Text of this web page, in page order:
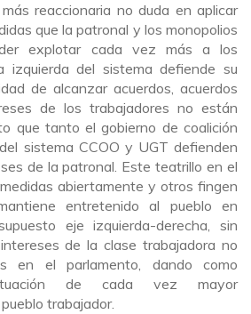
reaccionaria no duda en aplicar
que la patronal y los monopolios
explotar cada vez más a los
izquierda del sistema defiende su
de alcanzar acuerdos, acuerdos
de los trabajadores no están
que tanto el gobierno de coalición
sistema CCOO y UGT defienden
de la patronal. Este teatrillo en el
abiertamente y otros fingen
entretenido al pueblo en
eje izquierda-derecha, sin
de la clase trabajadora no
en el parlamento, dando como
de cada vez mayor
trabajador.